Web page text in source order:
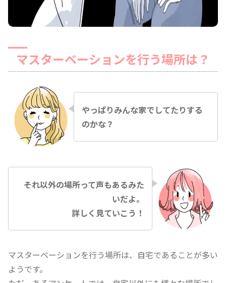
マスターベーションを行う場所は？
やっぱりみんな家でしてたりする
のかな？
それ以外の場所って声もあるみた
いだよ。
詳しく見ていこう！
マスターベーションを行う場所は、自宅であることが多い
ようです。